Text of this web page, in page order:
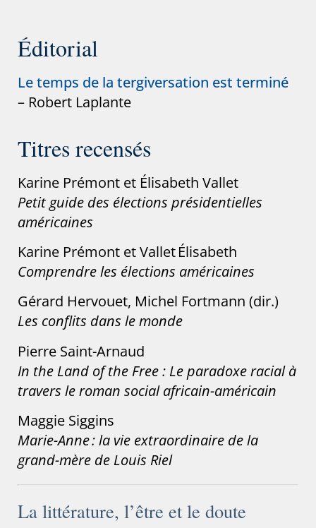
Éditorial
Le temps de la tergiversation est terminé
– Robert Laplante
Titres recensés
Karine Prémont et Élisabeth Vallet
Petit guide des élections présidentielles
américaines
Karine Prémont et Vallet Élisabeth
Comprendre les élections américaines
Gérard Hervouet, Michel Fortmann (dir.)
Les conflits dans le monde
Pierre Saint-Arnaud
In the Land of the Free : Le paradoxe racial à
travers le roman social africain-américain
Maggie Siggins
Marie-Anne : la vie extraordinaire de la
grand-mère de Louis Riel
La littérature, l’être et le doute